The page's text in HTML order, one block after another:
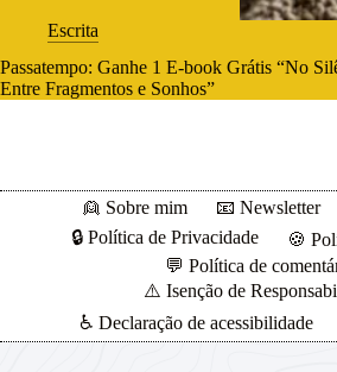
Escrita
Passatempo: Ganhe 1 E-book Grátis “No
Entre Fragmentos e Sonhos”
👱 Sobre mim 📧 Newsletter
🔒 Política de Privacidade
🍪
💬 Política de
⚠️ Isenção de
♿ Declaração de acessibilidade